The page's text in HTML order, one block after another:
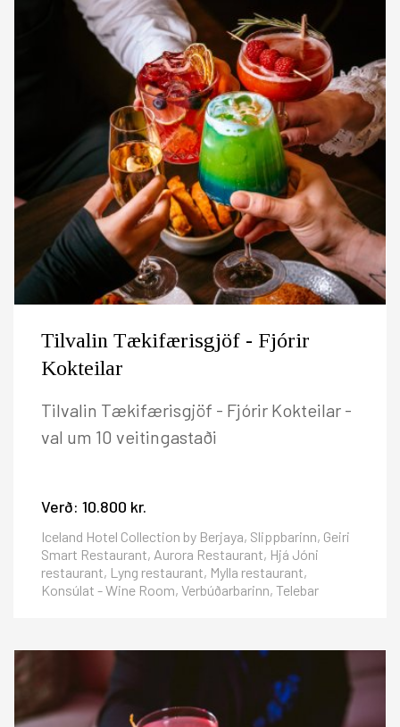
Tilvalin Tækifærisgjöf - Fjórir
Kokteilar
Tilvalin Tækifærisgjöf - Fjórir Kokteilar -
val um 10 veitingastaði
Verð: 10.800 kr.
Iceland Hotel Collection by Berjaya, Slippbarinn, Geiri
Smart Restaurant, Aurora Restaurant, Hjá Jóni
restaurant, Lyng restaurant, Mylla restaurant,
Konsúlat - Wine Room, Verbúðarbarinn, Telebar